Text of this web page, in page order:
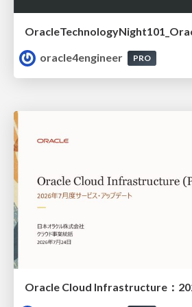
oracle4engineer
PRO